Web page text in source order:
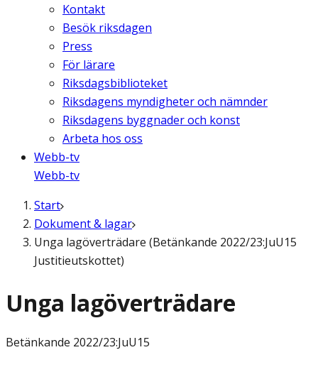
Kontakt
Besök riksdagen
Press
För lärare
Riksdagsbiblioteket
Riksdagens myndigheter och nämnder
Riksdagens byggnader och konst
Arbeta hos oss
Webb-tv
Webb-tv
Start
Dokument & lagar
Unga lagöverträdare (Betänkande 2022/23:JuU15
Justitieutskottet)
Unga lagöverträdare
Betänkande 2022/23:JuU15